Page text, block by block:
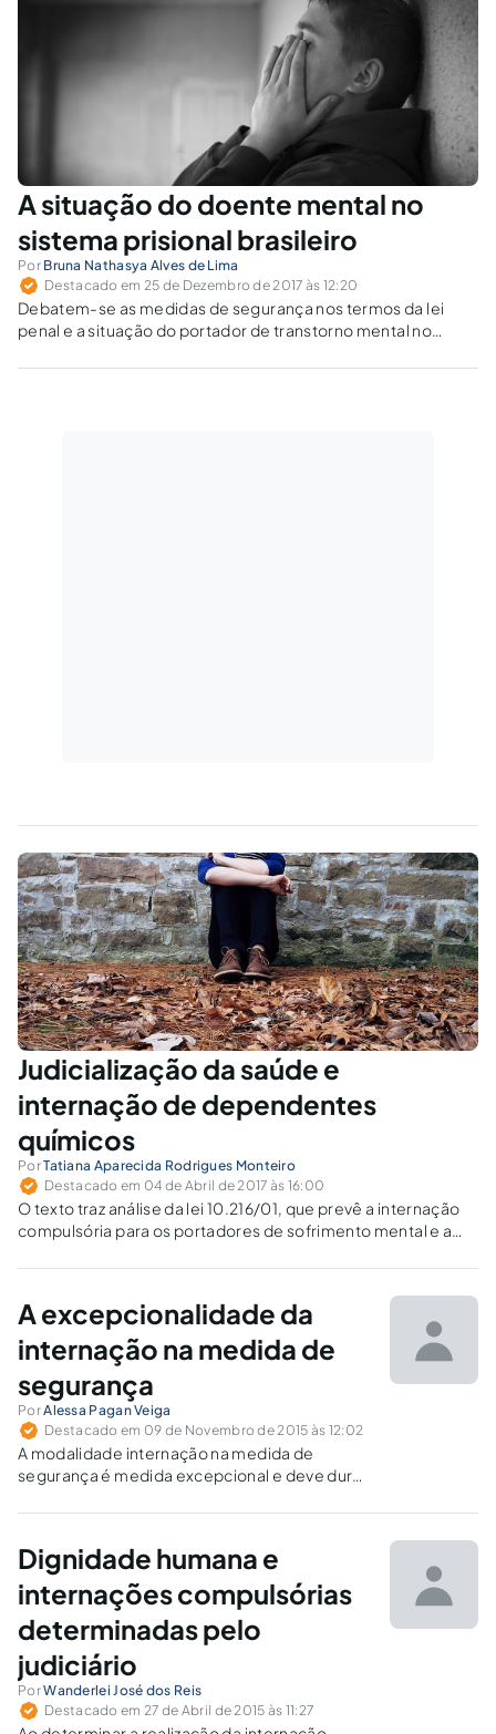
A situação do doente mental no
sistema prisional brasileiro
Por Bruna Nathasya Alves de Lima
Destacado em 25 de Dezembro de 2017 às 12:20
Debatem-se as medidas de segurança nos termos da lei
penal e a situação do portador de transtorno mental no
Judicialização da saúde e
internação de dependentes
químicos
PorTatiana Aparecida Rodrigues Monteiro
Destacado em 04 de Abril de 2017 às 16:00
O texto traz análise da lei 10.216/01, que prevê a internação
compulsória para os portadores de sofrimento mental e a
de tratamento para os dependentes químicos.
A excepcionalidade da
internação na medida de
segurança
PorAlessa Pagan Veiga
Destacado em 09 de Novembro de 2015 às 12:02
A modalidade internação na medida de
segurança é medida excepcional e deve durar
psiquiátrico. Ainda, a internação deve ser
Dignidade humana e
internações compulsórias
determinadas pelo
judiciário
PorWanderlei José dos Reis
Destacado em 27 de Abril de 2015 às 11:27